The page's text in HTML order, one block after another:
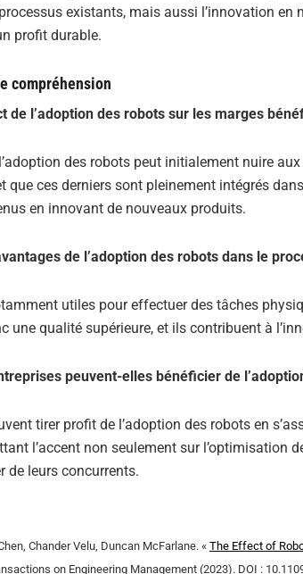
existants, mais aussi l’innovation
profit durable.
compréhension
de l’adoption des robots sur les marges
des robots peut initialement nuire
que ces derniers sont pleinement intégrés
en innovant de nouveaux produits.
de l’adoption des robots dans le
utiles pour effectuer des tâches
une qualité supérieure, et ils contribuent à
peuvent-elles bénéficier de
tirer profit de l’adoption des robots en
l’accent non seulement sur l’optimisation
de leurs concurrents.
Chander Velu, Duncan McFarlane. « The Effect of
on Engineering Management (2023). DOI :